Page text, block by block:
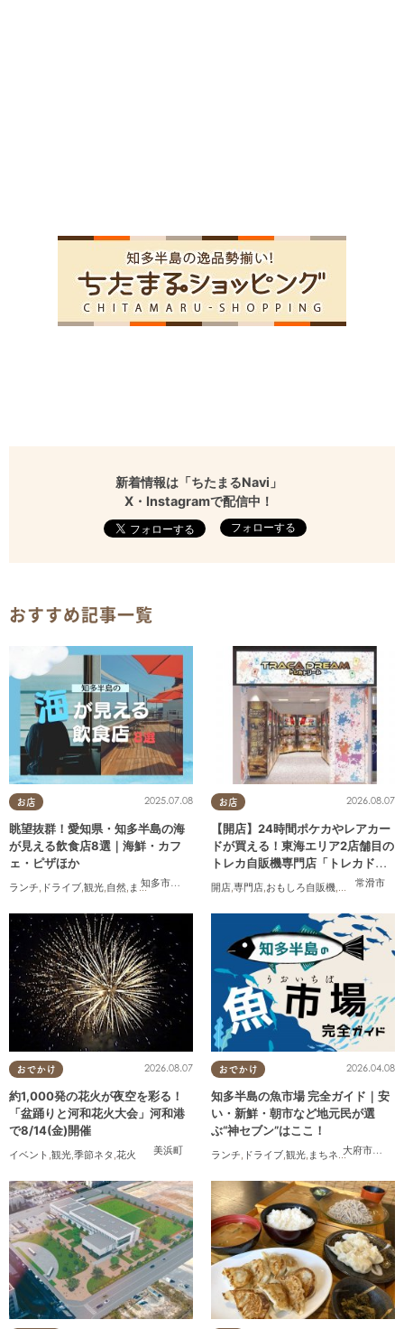
新着情報は「ちたまるNavi」
X・Instagramで配信中！
フォローする
おすすめ記事一覧
お店
知多市常滑市 美浜町,南知多町
2025.07.08
眺望抜群！愛知県・知多半島の海
が見える飲食店8選｜海鮮・カフ
ェ・ピザほか
ランチ, ドライブ,観光,自然, まちネタ 季節ネタ ,まとめ記事
お店
常滑市
2026.08.07
【開店】24時間ポケカやレアカー
ドが買える！東海エリア2店舗目の
トレカ自販機専門店「トレカドリ
ーム」が常滑市に8/7(金)オープン
開店,専門店,おもしろ自販機,カップル,おひ
おでかけ
美浜町
2026.08.07
約1,000発の花火が夜空を彩る！
「盆踊りと河和花火大会」河和港
で8/14(金)開催
イベント ,観光,季節ネタ ,花火
おでかけ
大府市半田
2026.04.08
知多半島の魚市場 完全ガイド｜安
い・新鮮・朝市など地元民が選
ぶ“神セブン”はここ！
ランチ, ドライブ,観光, まちネタ ,連載 家族